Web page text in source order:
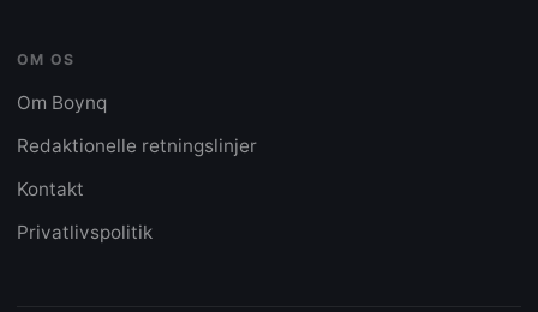
OM OS
Om Boynq
Redaktionelle retningslinjer
Kontakt
Privatlivspolitik